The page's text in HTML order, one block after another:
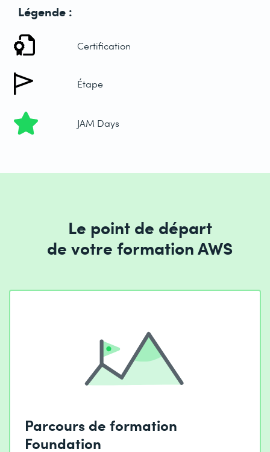
Légende :
Certification
Étape
JAM Days
Le point de départ
de votre formation AWS
Parcours de formation
Foundation